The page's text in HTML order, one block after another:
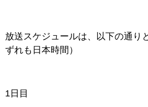
放送スケジュールは、以下の通り
ずれも日本時間）
1日目